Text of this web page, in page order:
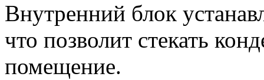
Внутренний блок
что позволит стекать
помещение.